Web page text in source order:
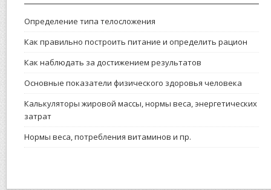
Определение типа телосложения
Как правильно построить питание и определить рацион
Как наблюдать за достижением результатов
Основные показатели физического здоровья человека
Калькуляторы жировой массы, нормы веса, энергетических
затрат
Нормы веса, потребления витаминов и пр.